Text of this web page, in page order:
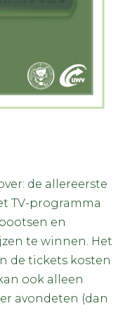
de allereerste
TV-programma
en
te winnen. Het
de tickets kosten
ook alleen
avondeten (dan